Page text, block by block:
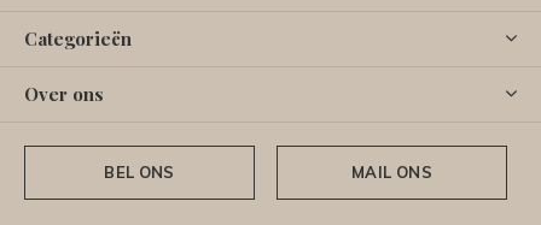
Categorieën
Over ons
BEL ONS MAIL ONS